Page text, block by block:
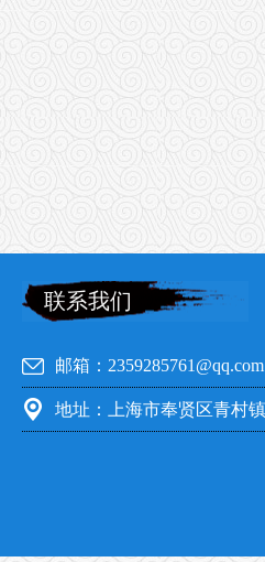
联系我们
邮箱：2359285761@qq.com